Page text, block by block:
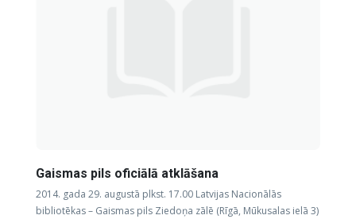
Gaismas pils oficiālā atklāšana
2014. gada 29. augustā plkst. 17.00 Latvijas Nacionālās
bibliotēkas – Gaismas pils Ziedoņa zālē (Rīgā, Mūkusalas ielā 3)